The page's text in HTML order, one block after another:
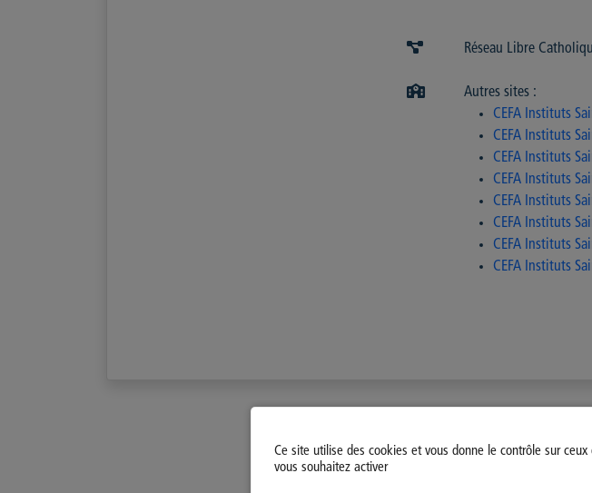
Ce site utilise des cookies et vous donne le contrôle sur ceux
vous souhaitez activer
Réseau Libre
Autres sites :
CEFA Instituts
CEFA Instituts
CEFA Instituts
CEFA Instituts
CEFA Instituts
CEFA Instituts
CEFA Instituts
CEFA Instituts